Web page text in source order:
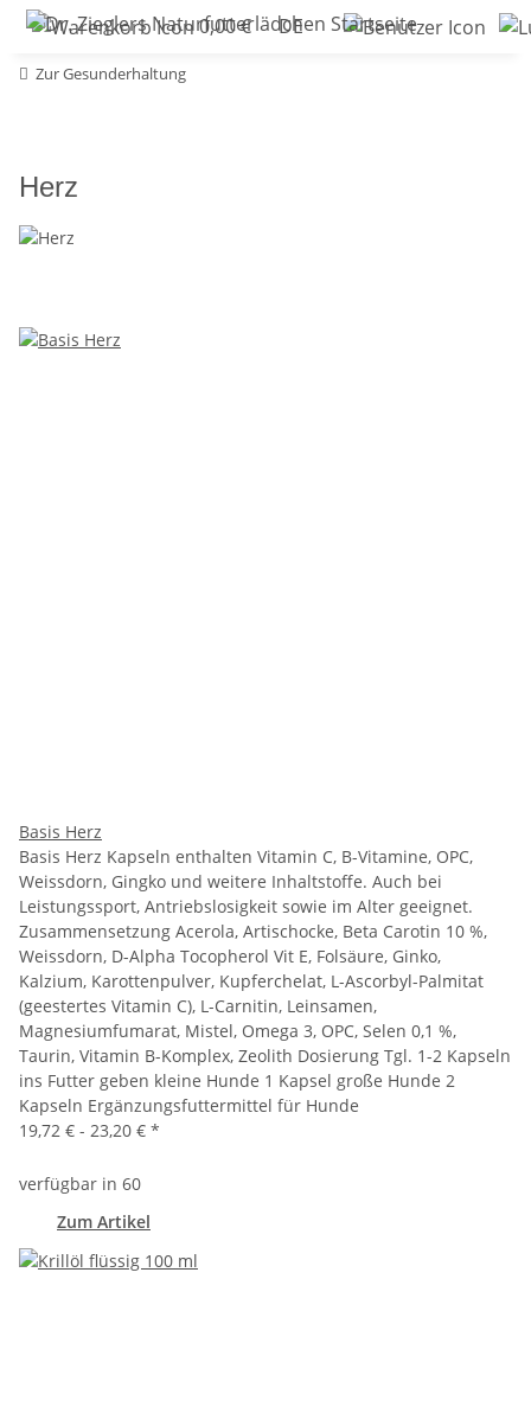
0,00 € DE
Zur Gesunderhaltung
Herz
Basis Herz
Basis Herz Kapseln enthalten Vitamin C, B-Vitamine, OPC,
Weissdorn, Gingko und weitere Inhaltstoffe. Auch bei
Leistungssport, Antriebslosigkeit sowie im Alter geeignet.
Zusammensetzung Acerola, Artischocke, Beta Carotin 10 %,
Weissdorn, D-Alpha Tocopherol Vit E, Folsäure, Ginko,
Kalzium, Karottenpulver, Kupferchelat, L-Ascorbyl-Palmitat
(geestertes Vitamin C), L-Carnitin, Leinsamen,
Magnesiumfumarat, Mistel, Omega 3, OPC, Selen 0,1 %,
Taurin, Vitamin B-Komplex, Zeolith Dosierung Tgl. 1-2 Kapseln
ins Futter geben kleine Hunde 1 Kapsel große Hunde 2
Kapseln Ergänzungsfuttermittel für Hunde
19,72 € - 23,20 € *
verfügbar in 60
Zum Artikel